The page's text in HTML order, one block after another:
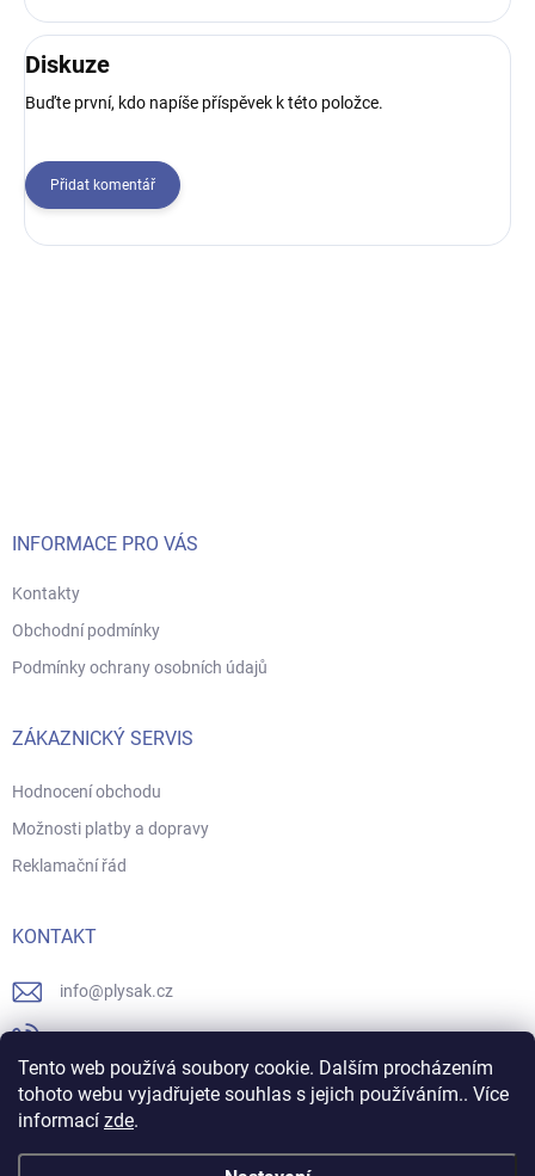
Tento web používá soubory cookie. Dalším procházením
tohoto webu vyjadřujete souhlas s jejich používáním.. Více
informací zde.
Diskuze
Buďte první, kdo napíše příspěvek k této položce.
Přidat komentář
INFORMACE PRO VÁS
Kontakty
Obchodní podmínky
Podmínky ochrany osobních údajů
ZÁKAZNICKÝ SERVIS
Hodnocení obchodu
Možnosti platby a dopravy
Reklamační řád
KONTAKT
info@plysak.cz
731706247
https://www.facebook.com/plysak.cz/
plysak_cz